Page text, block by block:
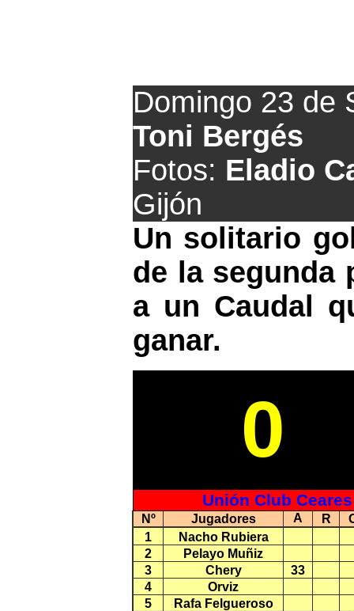
Domingo 23 de
Toni Bergés
Fotos: Eladio
Gijón
Un solitario
de la segunda
a un Caudal
ganar.
0
Unión Club Ceares
Nº Jugadores A R
1
Nacho Rubiera
2
Pelayo Muñiz
3
Chery
33
4
Orviz
5
Rafa Felgueroso